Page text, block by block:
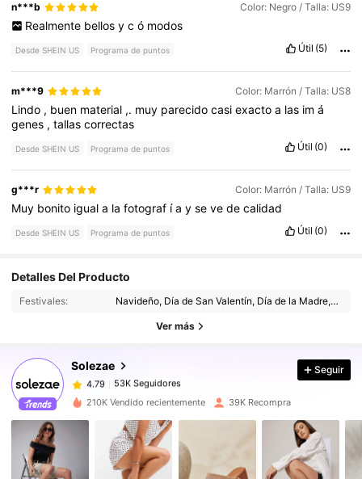
n***b Color: Negro / Talla: US9
Realmente bellos y c ó modos
Desde SHEIN US Programa de puntos Útil (5)
m***9 Color: Marrón / Talla: US8
Lindo , buen material ,. muy parecidocasiexactoa las imá
genes ,tallascorrectas
Desde SHEIN US Programa de puntos Útil (0)
g***r Color: Marrón / Talla: US9
Muy bonito iguala lafotograf íaysevedecalidad
Desde SHEIN US Programa de puntos Útil (0)
Detalles Del Producto
Festivales: Navideño, Día de San Valentín, Día de la Madre, Ramadan, Año Nuevo, Día de la Independencia, Día Internacional de los Trabajadores, Id al-Adha
Ver más
Solezae
4.79
53K Seguidores
4.79
53K Seguidores
l***s pagóHace 1 día
4.79 53K Seguidores
53K Seguidores
Seguir
210K Vendido recientemente 39K Recompra